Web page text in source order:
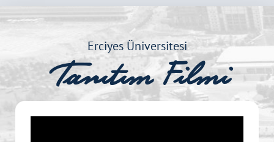
Erciyes Üniversitesi
Tanıtım Filmi